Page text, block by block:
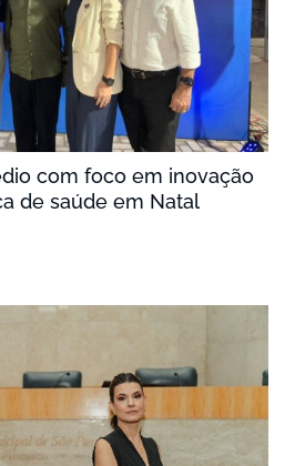
com foco em inovação
de saúde em Natal